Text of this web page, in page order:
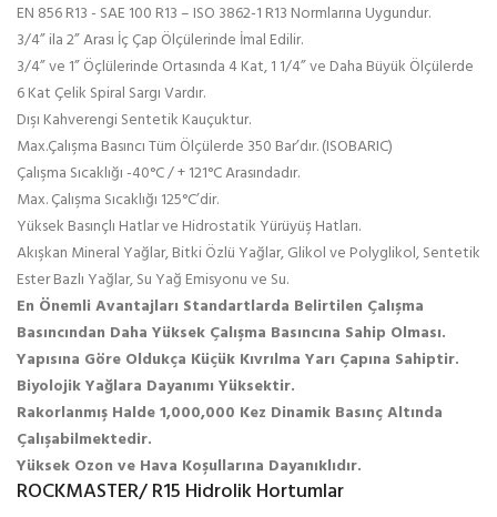
EN 856 R13 - SAE 100 R13 – ISO 3862-1 R13 Normlarına Uygundur.
3/4” ila 2” Arası İç Çap Ölçülerinde İmal Edilir.
3/4” ve 1” Öçlülerinde Ortasında 4 Kat, 1 1/4” ve Daha Büyük Ölçülerde
6 Kat Çelik Spiral Sargı Vardır.
Dışı Kahverengi Sentetik Kauçuktur.
Max.Çalışma Basıncı Tüm Ölçülerde 350 Bar’dır. (ISOBARIC)
Çalışma Sıcaklığı -40°C / + 121°C Arasındadır.
Max. Çalışma Sıcaklığı 125°C’dir.
Yüksek Basınçlı Hatlar ve Hidrostatik Yürüyüş Hatları.
Akışkan Mineral Yağlar, Bitki Özlü Yağlar, Glikol ve Polyglikol, Sentetik
Ester Bazlı Yağlar, Su Yağ Emisyonu ve Su.
En Önemli Avantajları Standartlarda Belirtilen Çalışma
Basıncından Daha Yüksek Çalışma Basıncına Sahip Olması.
Yapısına Göre Oldukça Küçük Kıvrılma Yarı Çapına Sahiptir.
Biyolojik Yağlara Dayanımı Yüksektir.
Rakorlanmış Halde 1,000,000 Kez Dinamik Basınç Altında
Çalışabilmektedir.
Yüksek Ozon ve Hava Koşullarına Dayanıklıdır.
ROCKMASTER/ R15 Hidrolik Hortumlar